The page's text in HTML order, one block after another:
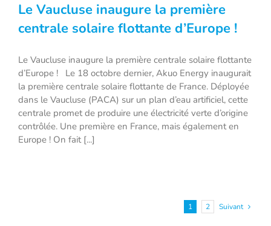
Le Vaucluse inaugure la première
centrale solaire flottante d’Europe !
Le Vaucluse inaugure la première
centrale solaire flottante d’Europe !
Le Vaucluse inaugure la première centrale solaire flottante
d’Europe ! Le 18 octobre dernier, Akuo Energy inaugurait
la première centrale solaire flottante de France. Déployée
dans le Vaucluse (PACA) sur un plan d’eau artificiel, cette
centrale promet de produire une électricité verte d’origine
contrôlée. Une première en France, mais également en
Europe ! On fait [...]
1 2 Suivant